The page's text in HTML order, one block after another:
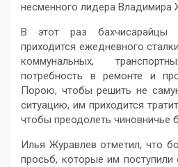
несменного лидера Владимира
В этот раз бахчисарайцы
приходится ежедневного
коммунальных,
потребность в ремонте и
Порою, чтобы решить не
ситуацию, им приходится
чтобы преодолеть чиновничье
Илья Журавлев отметил, что
просьб, которые им поступили